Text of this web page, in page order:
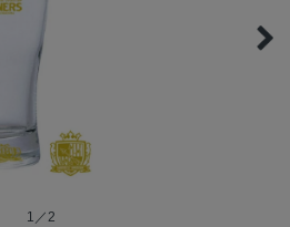
1／2